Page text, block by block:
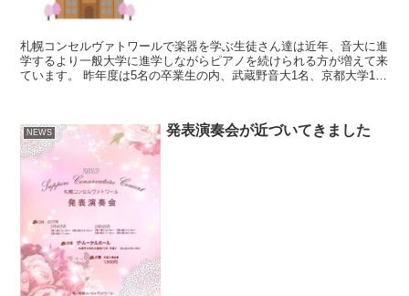
札幌コンセルヴァトワールで楽器を学ぶ生徒さん達は近年、音大に進
学するより一般大学に進学しながらピアノを続けられる方が増えて来
ています。 昨年度は5名の卒業生の内、武蔵野音大1名、京都大学1
NEWS 発表演奏会が近づいてきました